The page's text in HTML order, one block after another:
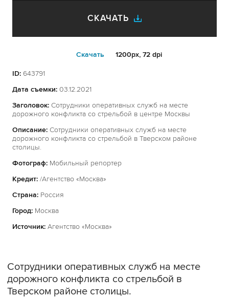
СКАЧАТЬ
Cкачать 1200px, 72 dpi
ID: 643791
Дата съемки: 03.12.2021
Заголовок: Сотрудники оперативных служб на месте
дорожного конфликта со стрельбой в центре Москвы
Описание: Сотрудники оперативных служб на месте
дорожного конфликта со стрельбой в Тверском районе
столицы.
Фотограф: Мобильный репортер
Кредит: /Агентство «Москва»
Страна: Россия
Город: Москва
Источник: Агентство «Москва»
Сотрудники оперативных служб на месте
дорожного конфликта со стрельбой в
Тверском районе столицы.